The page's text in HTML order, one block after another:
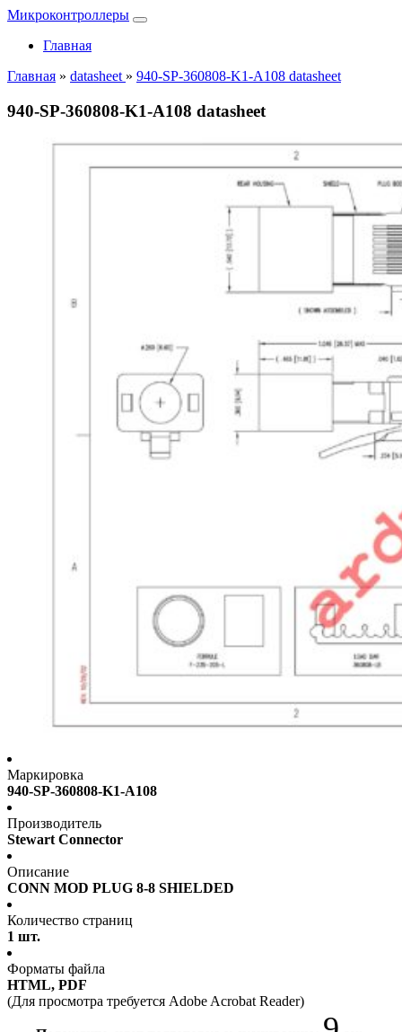
Микроконтроллеры
Главная
Главная » datasheet » 940-SP-360808-K1-A108 datasheet
940-SP-360808-K1-A108 datasheet
Маркировка
940-SP-360808-K1-A108
Производитель
Stewart Connector
Описание
CONN MOD PLUG 8-8 SHIELDED
Количество страниц
1 шт.
Форматы файла
HTML, PDF
(Для просмотра требуется Adobe Acrobat Reader)